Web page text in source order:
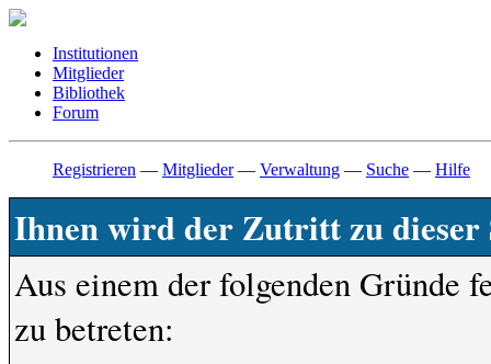
Institutionen
Mitglieder
Bibliothek
Forum
Registrieren — Mitglieder— Verwaltung — Suche — Hilfe
Ihnen wird der Zutritt zu dieser
Aus einem der folgenden Gründe
zu betreten: